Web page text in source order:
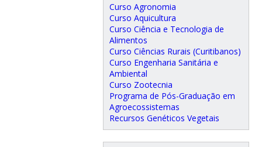
Curso Agronomia
Curso Aquicultura
Curso Ciência e Tecnologia de
Alimentos
Curso Ciências Rurais (Curitibanos)
Curso Engenharia Sanitária e
Ambiental
Curso Zootecnia
Programa de Pós-Graduação em
Agroecossistemas
Recursos Genéticos Vegetais